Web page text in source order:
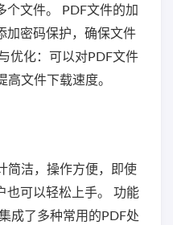
个文件。 PDF文件的加
加密码保护，确保文件
优化：可以对PDF文件
文件下载速度。
简洁，操作方便，即使
也可以轻松上手。 功能
成了多种常用的PDF处